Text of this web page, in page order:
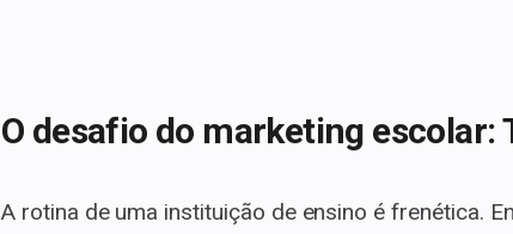
O desafio do marketing escolar:
A rotina de uma instituição de ensino é frenética.